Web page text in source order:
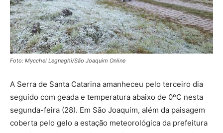
Foto: Mycchel Legnaghi/São Joaquim Online
A Serra de Santa Catarina amanheceu pelo terceiro dia
seguido com geada e temperatura abaixo de 0ºC nesta
segunda-feira (28). Em São Joaquim, além da paisagem
coberta pelo gelo a estação meteorológica da prefeitura